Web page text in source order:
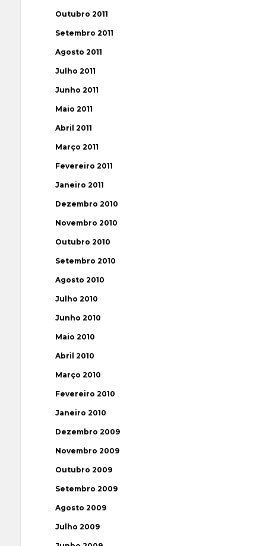
Outubro 2011
Setembro 2011
Agosto 2011
Julho 2011
Junho 2011
Maio 2011
Abril 2011
Março 2011
Fevereiro 2011
Janeiro 2011
Dezembro 2010
Novembro 2010
Outubro 2010
Setembro 2010
Agosto 2010
Julho 2010
Junho 2010
Maio 2010
Abril 2010
Março 2010
Fevereiro 2010
Janeiro 2010
Dezembro 2009
Novembro 2009
Outubro 2009
Setembro 2009
Agosto 2009
Julho 2009